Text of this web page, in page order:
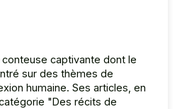
conteuse captivante dont le
sur des thèmes de
humaine. Ses articles, en
"Des récits de